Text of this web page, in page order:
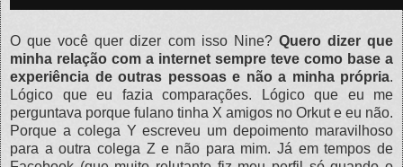
O que você quer dizer com isso Nine? Quero dizer que
minha relação com a internet sempre teve como base a
experiência de outras pessoas e não a minha própria.
Lógico que eu fazia comparações. Lógico que eu me
perguntava porque fulano tinha X amigos no Orkut e eu não.
Porque a colega Y escreveu um depoimento maravilhoso
para a outra colega Z e não para mim. Já em tempos de